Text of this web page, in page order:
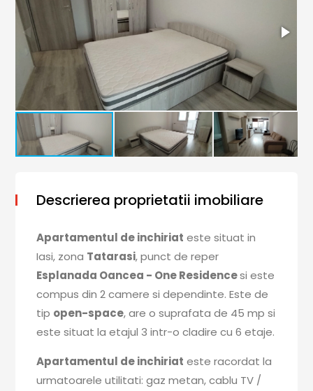
Descrierea proprietatii imobiliare
Apartamentul de inchiriat este situat in
Iasi, zona Tatarasi, punct de reper
Esplanada Oancea - One Residencesi este
compus din 2 camere si dependinte. Este de
tip open-space, are o suprafata de 45 mp si
este situat la etajul 3 intr-o cladire cu 6 etaje.
Apartamentul de inchiriat este racordat la
urmatoarele utilitati: gaz metan, cablu TV /